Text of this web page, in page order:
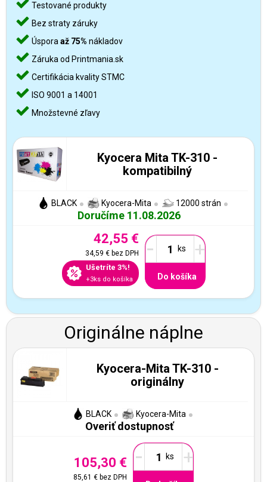
Testované produkty
Bez straty záruky
Úspora až 75% nákladov
Záruka od Printmania.sk
Certifikácia kvality STMC
ISO 9001 a 14001
Množstevné zľavy
Kyocera Mita TK-310 -
kompatibilný
BLACK Kyocera-Mita 12000 strán
Doručíme 11.08.2026
42,55 €
34,59 €bez DPH
Ušetríte 3%!
+3ks do košíka
- +
Do košíka
Originálne náplne
Kyocera-Mita TK-310 -
originálny
BLACK Kyocera-Mita
Overiť dostupnosť
105,30 €
85,61 € bez DPH
- +